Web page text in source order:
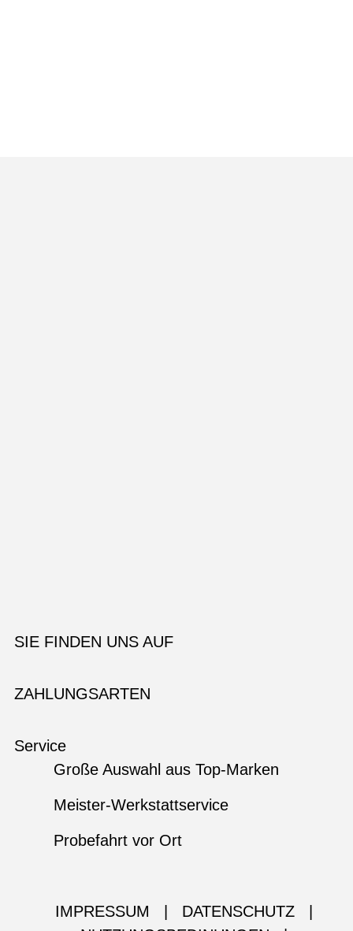
SIE FINDEN UNS AUF
ZAHLUNGSARTEN
Service
Große Auswahl aus Top-Marken
Meister-Werkstattservice
Probefahrt vor Ort
IMPRESSUM DATENSCHUTZ